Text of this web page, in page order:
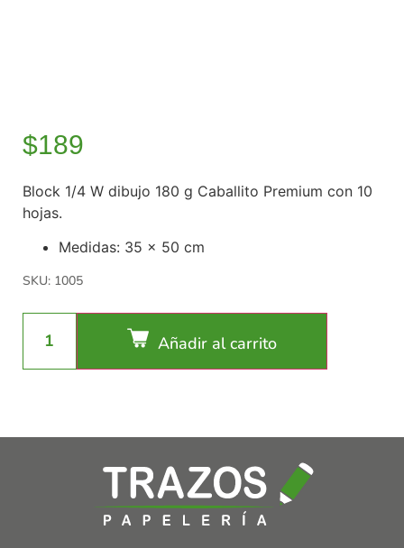
$189
Block 1/4 W dibujo 180 g Caballito Premium con 10
hojas.
Medidas: 35 x 50 cm
SKU: 1005
Añadir al carrito